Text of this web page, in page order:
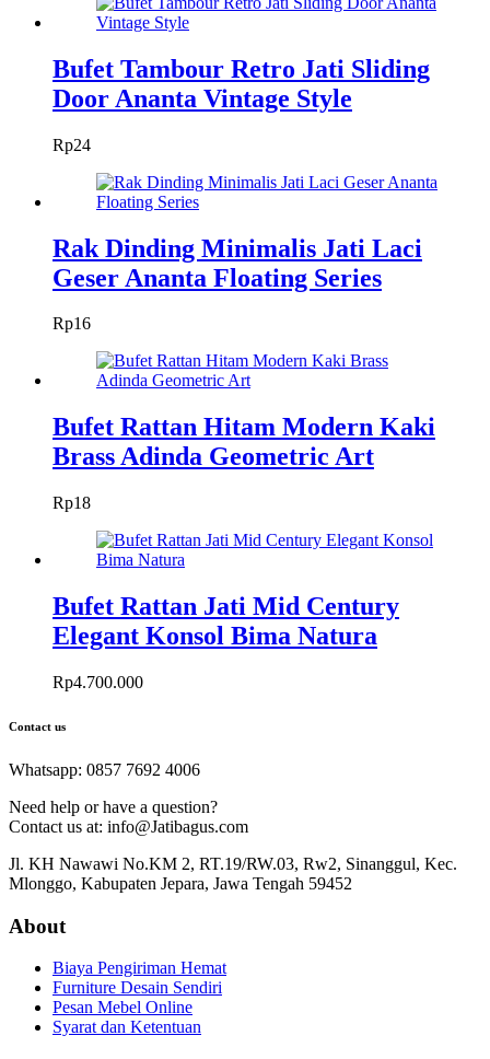
Bufet Tambour Retro Jati Sliding
Door Ananta Vintage Style
Rp24
Rak Dinding Minimalis Jati Laci
Geser Ananta Floating Series
Rp16
Bufet Rattan Hitam Modern Kaki
Brass Adinda Geometric Art
Rp18
Bufet Rattan Jati Mid Century
Elegant Konsol Bima Natura
Rp4.700.000
Contact us
Whatsapp: 0857 7692 4006
Need help or have a question?
Contact us at: info@Jatibagus.com
Jl. KH Nawawi No.KM 2, RT.19/RW.03, Rw2, Sinanggul, Kec.
Mlonggo, Kabupaten Jepara, Jawa Tengah 59452
About
Biaya Pengiriman Hemat
Furniture Desain Sendiri
Pesan Mebel Online
Syarat dan Ketentuan